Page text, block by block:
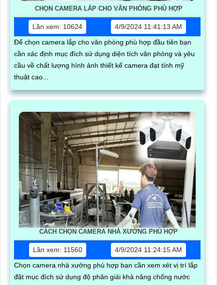
CHỌN CAMERA LẮP CHO VĂN PHÒNG PHÙ HỢP
Lần xem: 10624
4/9/2024 11:41:13 AM
Để chọn camera lắp cho văn phòng phù hợp đầu tiên bạn
cần xác định mục đích sử dụng diện tích văn phòng và yêu
cầu về chất lượng hình ảnh thiết kế camera đạt tính mỹ
thuật cao...
CÁCH CHỌN CAMERA NHÀ XƯỞNG PHÙ HỢP
Lần xem: 11560
4/9/2024 11:24:15 AM
Chọn camera nhà xưởng phù hợp bạn cần xem xét vị trí lắp
đặt mục đích sử dụng độ phân giải khả năng chống nước